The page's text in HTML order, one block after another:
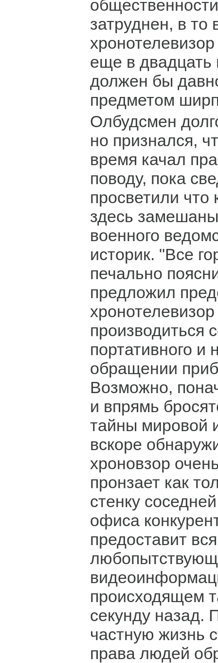
затруднен, в то
еще в двадцать
должен бы
предметом
Олбудсмен
но признался,
время качал
поводу, пока
просветили
здесь
военного
историк. "Все
печально
предложил
хронотелевизор
производиться
портативного и
обращении
Возможно,
и впрямь
тайны мировой
вскоре
хроновзор
пронзает как
стенку
офиса
предоставит
происходящем
секунду назад.
частную жизнь
права людей